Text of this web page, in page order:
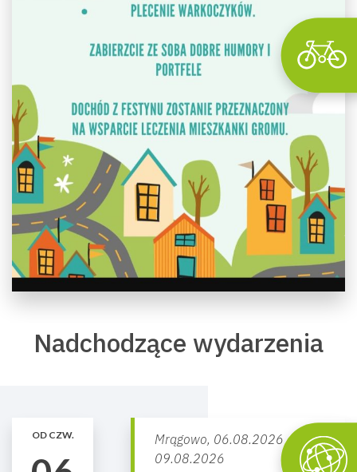
Nadchodzące wydarzenia
OD CZW. Mrągowo, 06.08.2026 -
09.08.2026